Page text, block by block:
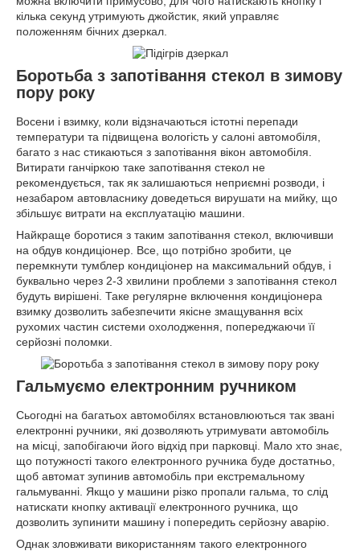
кілька секунд утримують джойстик, який управляє
положенням бічних дзеркал.
Боротьба з запотівання стекол в зимову
пору року
Восени і взимку, коли відзначаються істотні перепади
температури та підвищена вологість у салоні автомобіля,
багато з нас стикаються з запотівання вікон автомобіля.
Витирати ганчіркою таке запотівання стекол не
рекомендується, так як залишаються неприємні розводи, і
незабаром автовласнику доведеться вирушати на мийку, що
збільшує витрати на експлуатацію машини.
Найкраще боротися з таким запотівання стекол, включивши
на обдув кондиціонер. Все, що потрібно зробити, це
перемкнути тумблер кондиціонер на максимальний обдув, і
буквально через 2-3 хвилини проблеми з запотівання стекол
будуть вирішені. Таке регулярне включення кондиціонера
взимку дозволить забезпечити якісне змащування всіх
рухомих частин системи охолодження, попереджаючи її
серйозні поломки.
Гальмуємо електронним ручником
Сьогодні на багатьох автомобілях встановлюються так звані
електронні ручники, які дозволяють утримувати автомобіль
на місці, запобігаючи його відхід при парковці. Мало хто знає,
що потужності такого електронного ручника буде достатньо,
щоб автомат зупинив автомобіль при екстремальному
гальмуванні. Якщо у машини різко пропали гальма, то слід
натискати кнопку активації електронного ручника, що
дозволить зупинити машину і попередить серйозну аварію.
Однак зловживати використанням такого електронного